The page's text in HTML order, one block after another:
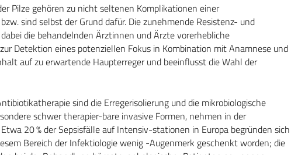
Pilze gehören zu nicht seltenen Komplikationen einer
sind selbst der Grund dafür. Die zunehmende Resistenz- und
die behandelnden Ärztinnen und Ärzte vorerhebliche
Detektion eines potenziellen Fokus in Kombination mit Anamnese und
auf zu erwartende Haupterreger und beeinflusst die Wahl der
sind die Erregerisolierung und die mikrobiologische
schwer therapier-bare invasive Formen, nehmen in der
20 % der Sepsisfälle auf Intensiv-stationen in Europa begründen sich
Bereich der Infektiologie wenig -Augenmerk geschenkt worden; die